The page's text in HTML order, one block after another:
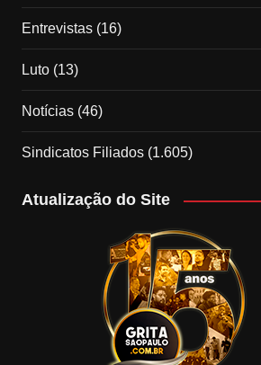
Entrevistas(16)
Luto(13)
Notícias(46)
Sindicatos Filiados(1.605)
Atualização do Site